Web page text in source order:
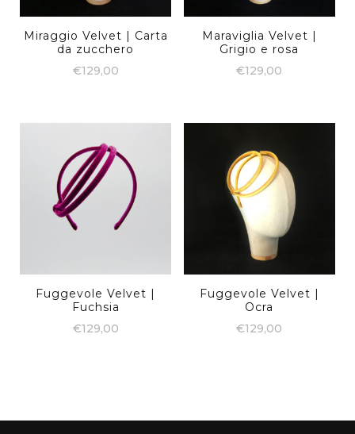
Miraggio Velvet | Carta
da zucchero
€129,00
Maraviglia Velvet |
Grigio e rosa
€129,00
Fuggevole Velvet |
Fuchsia
€129,00
Fuggevole Velvet |
Ocra
€129,00